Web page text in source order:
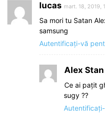
lucas mart. 18, 2019,
Sa mori tu Satan
samsung
Autentificați-vă
Alex Stan
Ce ai pațit
sugy ??